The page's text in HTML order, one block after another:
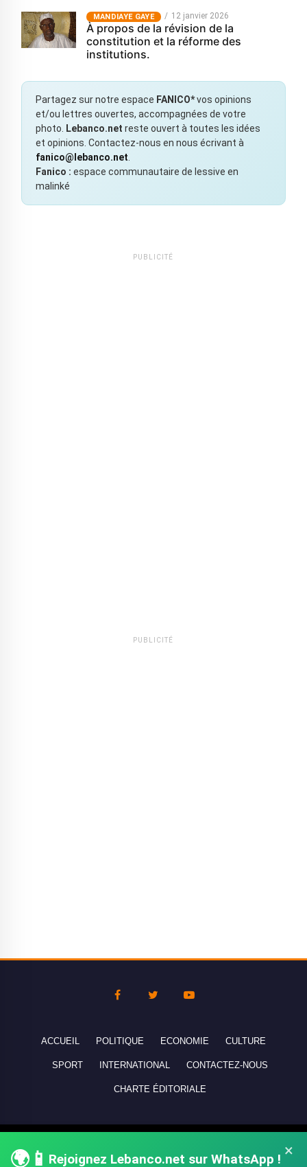
MANDIAYE GAYE 12 janvier 2026
À propos de la révision de la
constitution et la réforme des
institutions.
Partagez sur notre espace FANICO*vos opinions
et/ou lettres ouvertes, accompagnées de votre
photo.
Lebanco.net reste ouvert à toutes les idées
et opinions. Contactez-nous en nous écrivant à
fanico@lebanco.net
Fanico : espace communautaire de lessive en
malinké
PUBLICITÉ
PUBLICITÉ
×
🌍📱 Rejoignez Lebanco.net sur WhatsApp !
ACCUEIL POLITIQUE ECONOMIE CULTURE
SPORT INTERNATIONAL CONTACTEZ-NOUS
CHARTE ÉDITORIALE
réservés - All rights reserved.